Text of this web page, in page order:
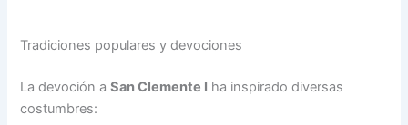
Tradiciones populares y devociones
La devoción aSan Clemente I ha inspirado diversas
costumbres: